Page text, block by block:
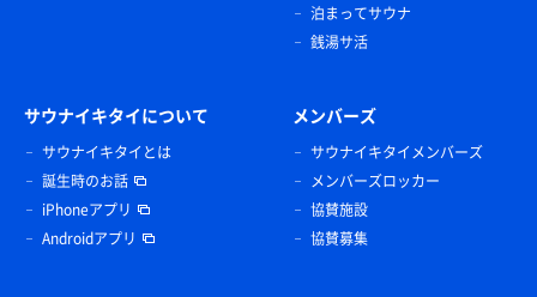
泊まってサウナ
銭湯サ活
サウナイキタイについて
サウナイキタイとは
誕生時のお話
iPhoneアプリ
Androidアプリ
メンバーズ
サウナイキタイメンバーズ
メンバーズロッカー
協賛施設
協賛募集